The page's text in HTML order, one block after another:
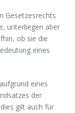
Gesetzesrechts
unterliegen aber
ob sie die
eines
eines
der
gilt auch für